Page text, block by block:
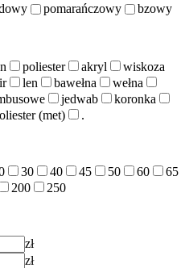
pomarańczowy bzowy
poliester akryl
wiskoza
len bawełna
wełna
jedwab
koronka
(met)
.
30 40 45 50 60
65
200
250
zł
zł